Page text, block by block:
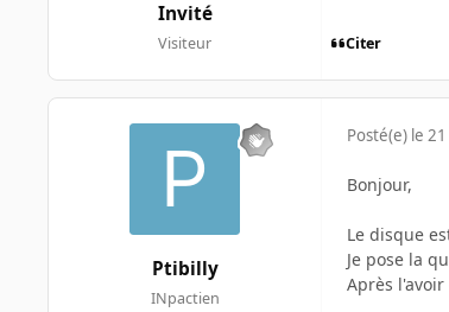
Invité
Visiteur Citer
Ptibilly
INpactien
Posté(e) le
Bonjour,
Le disque
Je pose la
Après